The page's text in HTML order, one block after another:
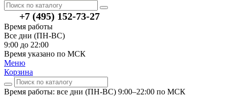
+7 (495) 152-73-27
Время работы
Все дни (ПН-ВС)
9:00 до 22:00
Время указано по МСК
Меню
Корзина
Время работы: все дни (ПН-ВС) 9:00–22:00 по МСК